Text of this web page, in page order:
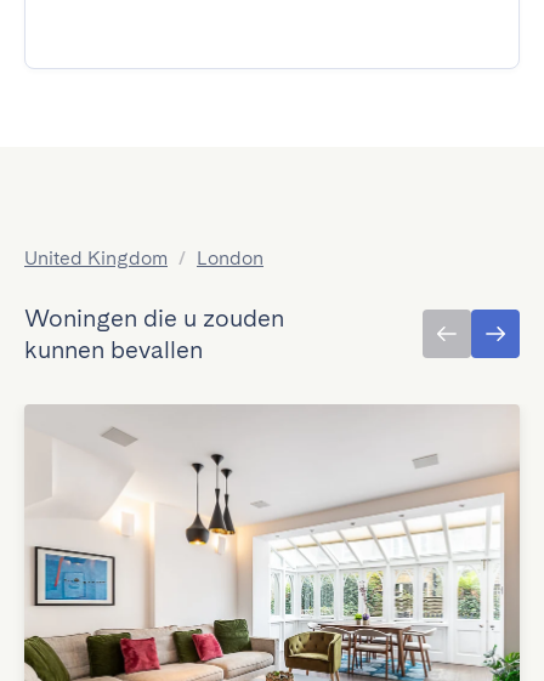
United Kingdom / London
Woningen die u zouden
kunnen bevallen